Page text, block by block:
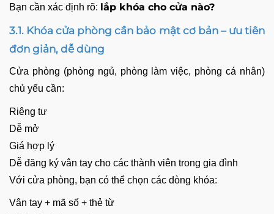
Bạn cần xác định rõ: lắp khóa cho cửa nào?
3.1. Khóa cửa phòng cần bảo mật cơ bản – ưu tiên
đơn giản, dễ dùng
Cửa phòng (phòng ngủ, phòng làm việc, phòng cá nhân)
chủ yếu cần:
Riêng tư
Dễ mở
Giá hợp lý
Dễ đăng ký vân tay cho các thành viên trong gia đình
Với cửa phòng, bạn có thể chọn các dòng khóa:
Vân tay + mã số + thẻ từ